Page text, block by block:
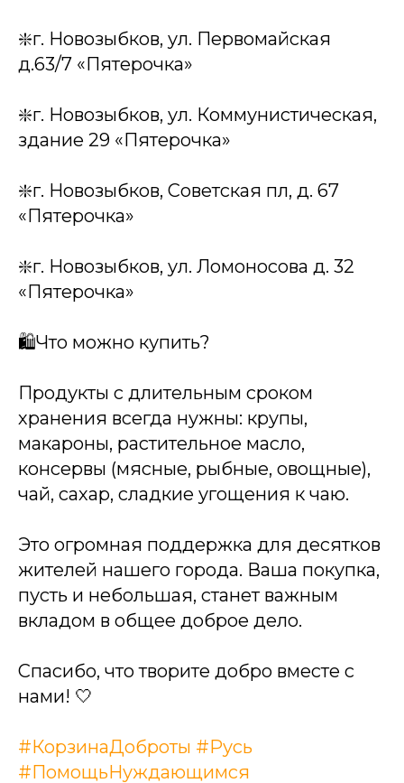
❇️г. Новозыбков, ул. Первомайская
д.63/7 «Пятерочка»
❇️г. Новозыбков, ул. Коммунистическая,
здание 29 «Пятерочка»
❇️г. Новозыбков, Советская пл, д. 67
«Пятерочка»
❇️г. Новозыбков, ул. Ломоносова д. 32
«Пятерочка»
🛍️Что можно купить?
Продукты с длительным сроком
хранения всегда нужны: крупы,
макароны, растительное масло,
консервы (мясные, рыбные, овощные),
чай, сахар, сладкие угощения к чаю.
Это огромная поддержка для десятков
жителей нашего города. Ваша покупка,
пусть и небольшая, станет важным
вкладом в общее доброе дело.
Спасибо, что творите добро вместе с
нами! 🤍
#КорзинаДоброты #Русь
#ПомощьНуждающимся